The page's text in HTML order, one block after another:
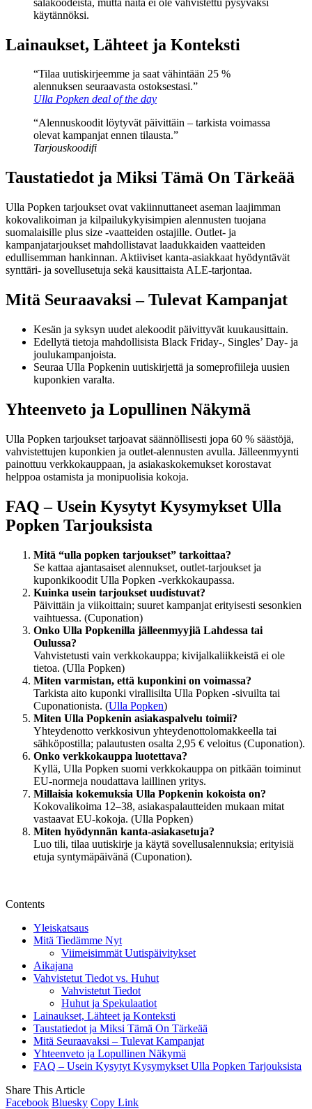
käytännöksi.
Lainaukset, Lähteet ja Konteksti
“Tilaa uutiskirjeemme ja saat vähintään 25 %
alennuksen seuraavasta ostoksestasi.”
Ulla Popken deal of the day
“Alennuskoodit löytyvät päivittäin – tarkista voimassa
olevat kampanjat ennen tilausta.”
Tarjouskoodifi
Taustatiedot ja Miksi Tämä On Tärkeää
Ulla Popken tarjoukset ovat vakiinnuttaneet aseman laajimman
kokovalikoiman ja kilpailukykyisimpien alennusten tuojana
suomalaisille plus size -vaatteiden ostajille. Outlet- ja
kampanjatarjoukset mahdollistavat laadukkaiden vaatteiden
edullisemman hankinnan. Aktiiviset kanta-asiakkaat hyödyntävät
synttäri- ja sovellusetuja sekä kausittaista ALE-tarjontaa.
Mitä Seuraavaksi – Tulevat Kampanjat
Kesän ja syksyn uudet alekoodit päivittyvät kuukausittain.
Edellytä tietoja mahdollisista Black Friday-, Singles’ Day- ja
joulukampanjoista.
Seuraa Ulla Popkenin uutiskirjettä ja someprofiileja uusien
kuponkien varalta.
Yhteenveto ja Lopullinen Näkymä
Ulla Popken tarjoukset tarjoavat säännöllisesti jopa 60 % säästöjä,
vahvistettujen kuponkien ja outlet-alennusten avulla. Jälleenmyynti
painottuu verkkokauppaan, ja asiakaskokemukset korostavat
helppoa ostamista ja monipuolisia kokoja.
FAQ – Usein Kysytyt Kysymykset Ulla
Popken Tarjouksista
Mitä “ulla popken tarjoukset” tarkoittaa?
Se kattaa ajantasaiset alennukset, outlet-tarjoukset ja
kuponkikoodit Ulla Popken -verkkokaupassa.
Kuinka usein tarjoukset uudistuvat?
Päivittäin ja viikoittain; suuret kampanjat erityisesti sesonkien
vaihtuessa. (Cuponation)
Onko Ulla Popkenilla jälleenmyyjiä Lahdessa tai
Oulussa?
Vahvistetusti vain verkkokauppa; kivijalkaliikkeistä ei ole
tietoa. (Ulla Popken)
Miten varmistan, että kuponkini on voimassa?
Tarkista aito kuponki virallisilta Ulla Popken -sivuilta tai
Cuponationista. (Ulla Popken)
Miten Ulla Popkenin asiakaspalvelu toimii?
Yhteydenotto verkkosivun yhteydenottolomakkeella tai
sähköpostilla; palautusten osalta 2,95 € veloitus (Cuponation).
Onko verkkokauppa luotettava?
Kyllä, Ulla Popken suomi verkkokauppa on pitkään toiminut
EU-normeja noudattava laillinen yritys.
Millaisia kokemuksia Ulla Popkenin kokoista on?
Kokovalikoima 12–38, asiakaspalautteiden mukaan mitat
vastaavat EU-kokoja. (Ulla Popken)
Miten hyödynnän kanta-asiakasetuja?
Luo tili, tilaa uutiskirje ja käytä sovellusalennuksia; erityisiä
etuja syntymäpäivänä (Cuponation).
Contents
Yleiskatsaus
Mitä Tiedämme Nyt
Viimeisimmät Uutispäivitykset
Aikajana
Vahvistetut Tiedot vs. Huhut
Vahvistetut Tiedot
Huhut ja Spekulaatiot
Lainaukset, Lähteet ja Konteksti
Taustatiedot ja Miksi Tämä On Tärkeää
Mitä Seuraavaksi – Tulevat Kampanjat
Yhteenveto ja Lopullinen Näkymä
FAQ – Usein Kysytyt Kysymykset Ulla Popken Tarjouksista
Share This Article
Facebook Bluesky Copy Link